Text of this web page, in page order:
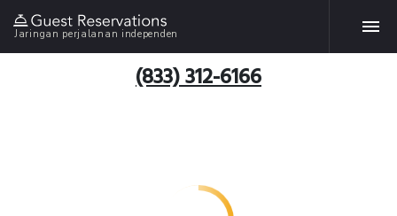
Jaringan perjalanan independen
(833) 312-6166